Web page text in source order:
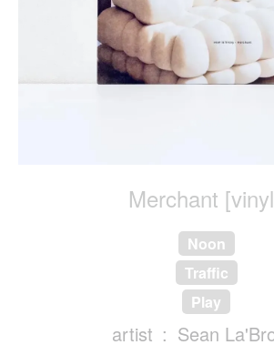
Merchant
Noon
Traffic
Play
artist
Sean